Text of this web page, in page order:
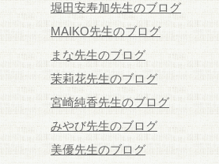
堀田安寿加先生のブログ
MAIKO先生のブログ
まな先生のブログ
茉莉花先生のブログ
宮崎純香先生のブログ
みやび先生のブログ
美優先生のブログ